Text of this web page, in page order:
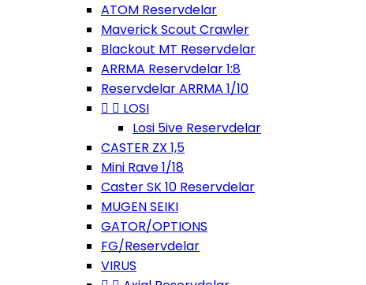
ATOM Reservdelar
Maverick Scout Crawler
Blackout MT Reservdelar
ARRMA Reservdelar 1:8
Reservdelar ARRMA 1/10
  LOSI
Losi 5ive Reservdelar
CASTER ZX 1,5
Mini Rave 1/18
Caster SK 10 Reservdelar
MUGEN SEIKI
GATOR/OPTIONS
FG/Reservdelar
VIRUS